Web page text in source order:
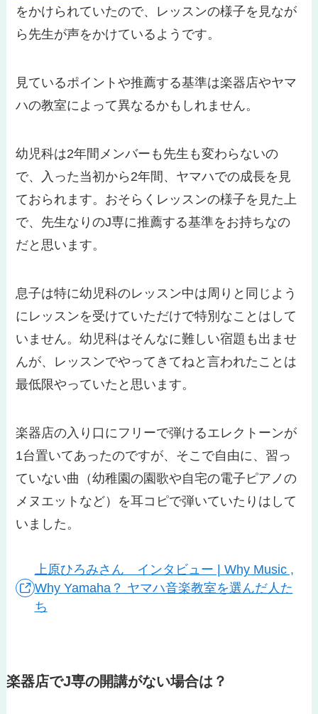
をかけられていたので、レッスンの様子を見なが
ら先生が声をかけているようです。
見ているポイントや推薦する基準は楽器店やヤマ
ハの教室によって異なるかもしれません。
幼児科は2年間メンバーも先生も変わらないの
で、入った当初から2年間、ヤマハでの成長を見
ておられます。おそらくレッスンの様子を見た上
で、先生なりのJ専に推薦する基準をお持ちなの
だと思います。
息子は特に幼児科のレッスン中は周りと同じよう
にレッスンを受けていただけで特別なことはして
いません。幼児科はそんなに難しい宿題も出ませ
んが、レッスンでやってきてねと言われたことは
最低限やっていたと思います。
楽器店の入り口にフリーで弾けるエレクトーンが
1台置いてあったのですが、そこで自由に、習っ
ていない曲（幼稚園の園歌や自宅の電子ピアノの
メヌエットなど）を耳コピで弾いていたりはして
いました。
上原ひろみさん インタビュー | Why Music ,
Why Yamaha？ ヤマハ音楽教室を選んだ人た
ち
楽器店でJ専の開講がない場合は？